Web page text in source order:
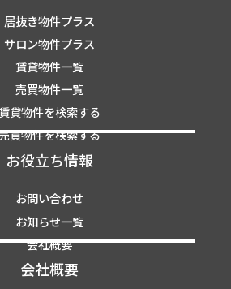
居抜き物件プラス
サロン物件プラス
賃貸物件一覧
売買物件一覧
賃貸物件を検索する
買物件を検索する
お役立ち情報
お問い合わせ
お知らせ一覧
会社概要
会社概要